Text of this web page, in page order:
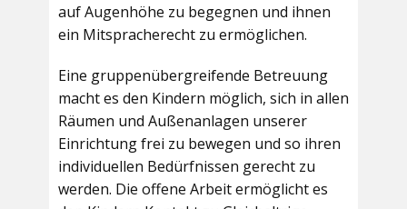
auf Augenhöhe zu begegnen und ihnen
ein Mitspracherecht zu ermöglichen.
Eine gruppenübergreifende Betreuung
macht es den Kindern möglich, sich in allen
Räumen und Außenanlagen unserer
Einrichtung frei zu bewegen und so ihren
individuellen Bedürfnissen gerecht zu
werden. Die offene Arbeit ermöglicht es